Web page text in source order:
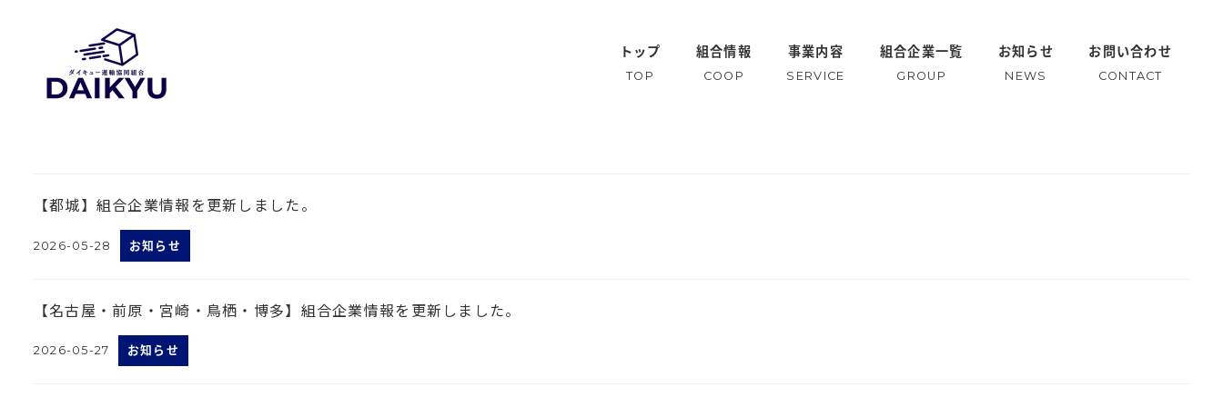
トップ
TOP
組合情報
COOP
事業内容
SERVICE
組合企業一覧
GROUP
お知らせ
NEWS
お問い合わせ
CONTACT
【都城】組合企業情報を更新しました。
2026-05-28 お知らせ
【名古屋・前原・宮崎・鳥栖・博多】組合企業情報を更新しました。
2026-05-27 お知らせ